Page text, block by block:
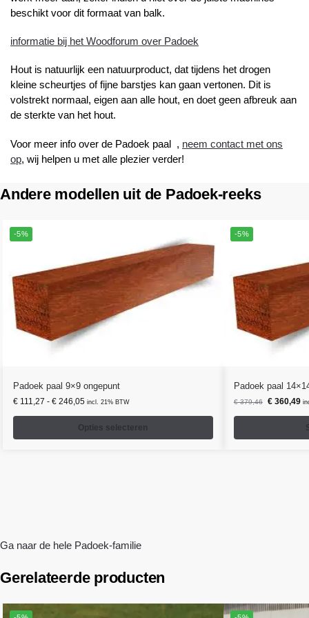
beschikt voor dit formaat van balk.
informatie bij het Woodforum over Padoek
Hout is natuurlijk een natuurproduct, dat tijdens het drogen
kleine scheurtjes of fijne barstjes kan gaan vertonen. Dit is
volstrekt normaal, eigen aan alle hout, en doet geen afbreuk aan
de sterkte van het hout.
Voor meer info over de Padoek paal , neem contact met ons
op, wij helpen u met alle plezier verder!
Andere modellen uit de Padoek-reeks
-5%
Padoek paal 9×9 ongepunt
€111,27 - €246,05 incl. 21% BTW
Opties selecteren
-5%
Padoek paal
€379,46 €360,49
Ga naar de hele Padoek-familie
Gerelateerde producten